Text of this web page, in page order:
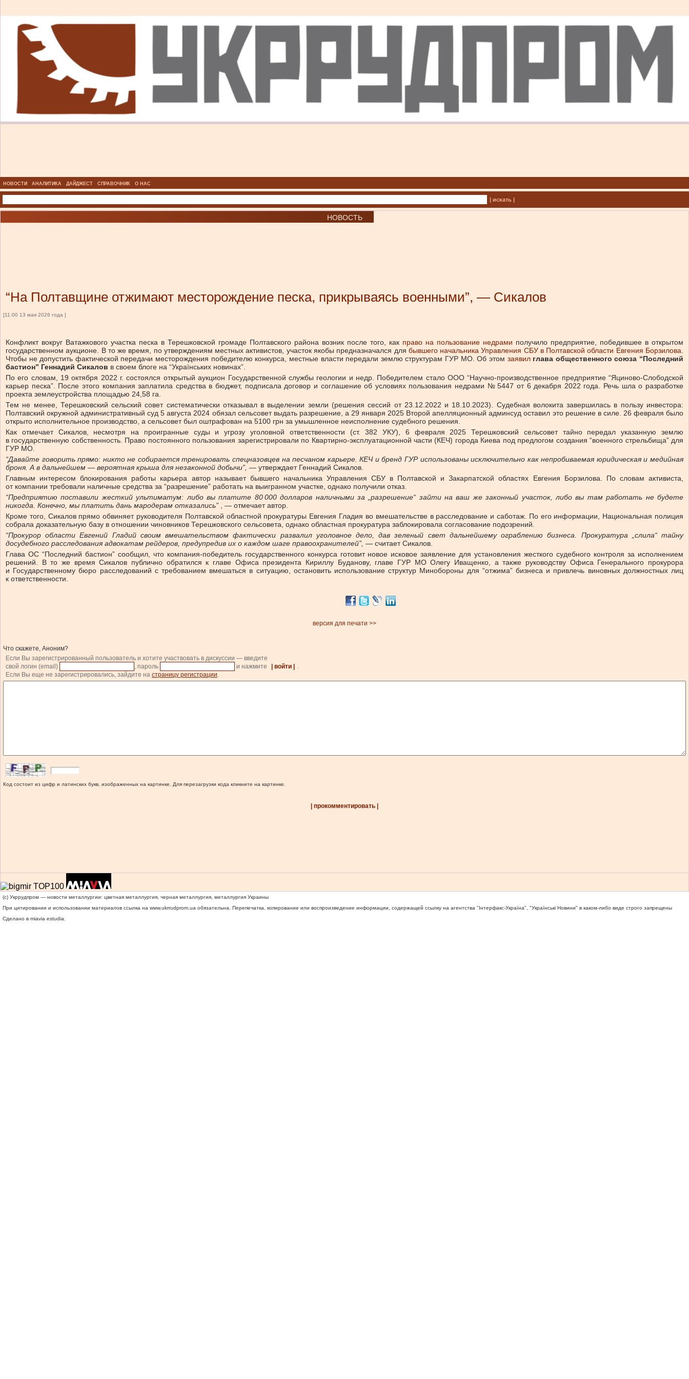
НОВОСТИ АНАЛИТИКА ДАЙДЖЕСТ СПРАВОЧНИК О НАС
| искать |
НОВОСТЬ
“На Полтавщине отжимают месторождение песка, прикрываясь военными”, — Сикалов
[11:00 13 мая 2026 года ]
Конфликт вокруг Ватажкового участка песка в Терешковской громаде Полтавского района возник после того, как право на пользование недрами получило предприятие, победившее в открытом
государственном аукционе. В то же время, по утверждениям местных активистов, участок якобы предназначался для бывшего начальника Управления СБУ в Полтавской области Евгения Борзилова
Чтобы не допустить фактической передачи месторождения победителю конкурса, местные власти передали землю структурам ГУР МО. Об этом заявил глава общественного союза “Последний
бастион” Геннадий Сикалов в своем блоге на “Українських новинах”.
По его словам, 19 октября 2022 г. состоялся открытый аукцион Государственной службы геологии и недр. Победителем стало ООО “Научно-производственное предприятие “Яциново-Слободской
карьер песка”. После этого компания заплатила средства в бюджет, подписала договор и соглашение об условиях пользования недрами № 5447 от 6 декабря 2022 года. Речь шла о разработке
проекта землеустройства площадью 24,58 га.
Тем не менее, Терешковский сельский совет систематически отказывал в выделении земли (решения сессий от 23.12.2022 и 18.10.2023). Судебная волокита завершилась в пользу инвестора:
Полтавский окружной административный суд 5 августа 2024 обязал сельсовет выдать разрешение, а 29 января 2025 Второй апелляционный админсуд оставил это решение в силе. 26 февраля было
открыто исполнительное производство, а сельсовет был оштрафован на 5100 грн за умышленное неисполнение судебного решения.
Как отмечает Сикалов, несмотря на проигранные суды и угрозу уголовной ответственности (ст. 382 УКУ), 6 февраля 2025 Терешковский сельсовет тайно передал указанную землю
в государственную собственность. Право постоянного пользования зарегистрировали по Квартирно-эксплуатационной части (КЕЧ) города Киева под предлогом создания “военного стрельбища” для
ГУР МО.
“Давайте говорить прямо: никто не собирается тренировать спецназовцев на песчаном карьере. КЕЧ и бренд ГУР использованы исключительно как непробиваемая юридическая и медийная
броня. А в дальнейшем — вероятная крыша для незаконной добычи”, — утверждает Геннадий Сикалов.
Главным интересом блокирования работы карьера автор называет бывшего начальника Управления СБУ в Полтавской и Закарпатской областях Евгения Борзилова. По словам активиста,
от компании требовали наличные средства за “разрешение” работать на выигранном участке, однако получили отказ.
“Предприятию поставили жесткий ультиматум: либо вы платите 80 000 долларов наличными за „разрешение“ зайти на ваш же законный участок, либо вы там работать не будете
никогда. Конечно, мы платить дань мародерам отказались” , — отмечает автор.
Кроме того, Сикалов прямо обвиняет руководителя Полтавской областной прокуратуры Евгения Гладия во вмешательстве в расследование и саботаж. По его информации, Национальная полиция
собрала доказательную базу в отношении чиновников Терешковского сельсовета, однако областная прокуратура заблокировала согласование подозрений.
“Прокурор области Евгений Гладий своим вмешательством фактически развалил уголовное дело, дав зеленый свет дальнейшему ограблению бизнеса. Прокуратура „слила“ тайну
досудебного расследования адвокатам рейдеров, предупредив их о каждом шаге правоохранителей”, — считает Сикалов.
Глава ОС “Последний бастион” сообщил, что компания-победитель государственного конкурса готовит новое исковое заявление для установления жесткого судебного контроля за исполнением
решений. В то же время Сикалов публично обратился к главе Офиса президента Кириллу Буданову, главе ГУР МО Олегу Иващенко, а также руководству Офиса Генерального прокурора
и Государственному бюро расследований с требованием вмешаться в ситуацию, остановить использование структур Минобороны для “отжима” бизнеса и привлечь виновных должностных лиц
к ответственности.
версия для печати >>
Что скажете, Аноним?
Если Вы зарегистрированный пользователь и хотите участвовать в дискуссии — введите
свой логин (email)
, пароль и нажмите | войти |
.
Если Вы еще не зарегистрировались, зайдите на страницу регистрации.
Код состоит из цифр и латинских букв, изображенных на картинке. Для перезагрузки кода кликните на картинке.
| прокомментировать |
(c) Укррудпром — новости металлургии: цветная металлургия, черная металлургия, металлургия Украины
При цитировании и использовании материалов ссылка на www.ukrrudprom.ua обязательна. Перепечатка, копирование или воспроизведение информации, содержащей ссылку на агентства "Iнтерфакс-Україна", "Українськi Новини" в каком-либо виде строго запрещены
Сделано в miavia estudia.